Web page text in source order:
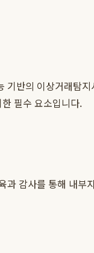
반의 이상거래탐
한 필수 요소입니다.
감사를 통해 내부